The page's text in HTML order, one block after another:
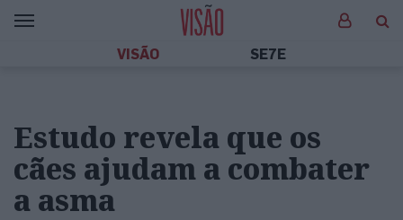
VISÃO SE7E
Estudo revela que os
cães ajudam a combater
a asma